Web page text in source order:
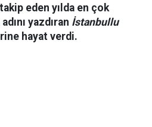
eden yılda en çok
yazdıran İstanbullu
hayat verdi.